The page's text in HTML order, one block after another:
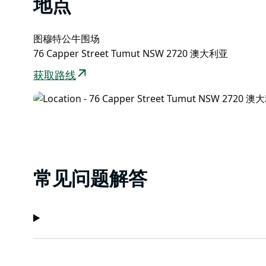
地点
图穆特公牛围场
76 Capper Street Tumut NSW 2720 澳大利亚
获取路线
常见问题解答